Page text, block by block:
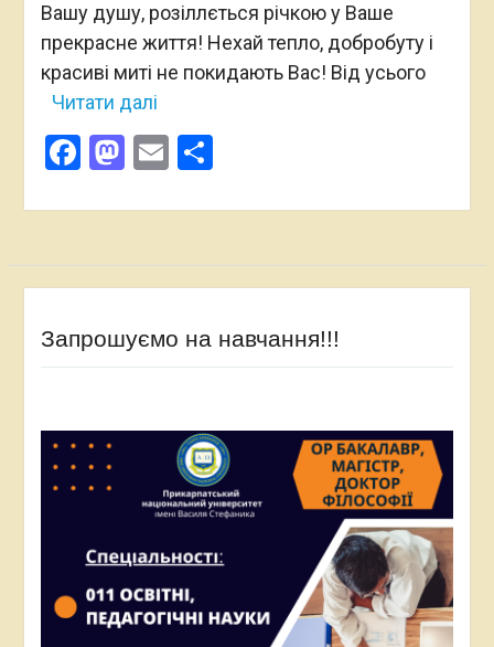
Вашу душу, розіллється річкою у Ваше
прекрасне життя! Нехай тепло, добробуту і
красиві миті не покидають Вас! Від усього
Читати далі
Facebook
Mastodon
EmailПоділитися
Запрошуємо на навчання!!!